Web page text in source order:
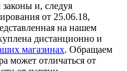
и, следуя
от 25.06.18,
на нашем
дистанционно и
магазинах. Обращаем
может отличаться от